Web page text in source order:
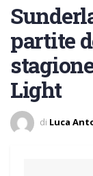
partite
Light
di Luca